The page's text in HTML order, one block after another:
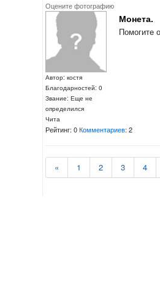
Оцените фотографию
Автор: костя
Благодарностей: 0
Звание: Еще не
определился
Чита
Монета.
Помогите
Рейтинг: 0Комментариев: 2
« 1 2 3 4